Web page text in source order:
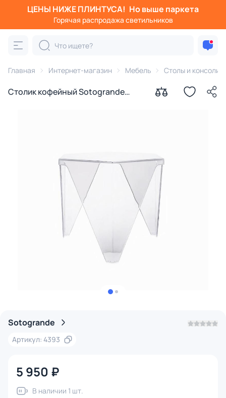
ЦЕНЫ НИЖЕ ПЛИНТУСА! Но выше паркета
Горячая распродажа светильников
Главная Интернет-магазин Мебель Столы и консоли
Столик кофейный Sotogrande
Sotogrande
Артикул: 4393
5 950 ₽
В наличии 1 шт.